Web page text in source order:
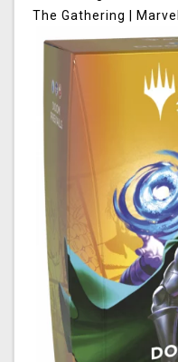
The Gathering |